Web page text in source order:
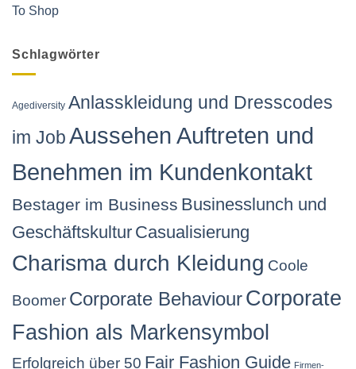
To Shop
Schlagwörter
Agediversity Anlasskleidung und Dresscodes
im Job Aussehen Auftreten und
Benehmen im Kundenkontakt
Bestager im Business Businesslunch und
Geschäftskultur Casualisierung
Charisma durch Kleidung Coole
Boomer Corporate BehaviourCorporate
Fashion als Markensymbol
Erfolgreich über 50 Fair Fashion Guide Firmen-